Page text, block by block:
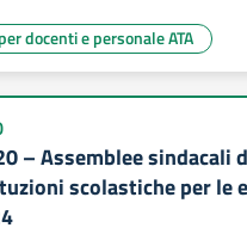
docenti e personale ATA
– Assemblee sindacali
scolastiche per le